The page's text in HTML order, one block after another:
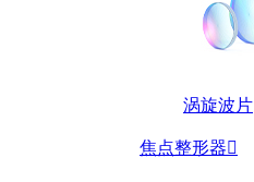
涡旋波片
焦点整形器